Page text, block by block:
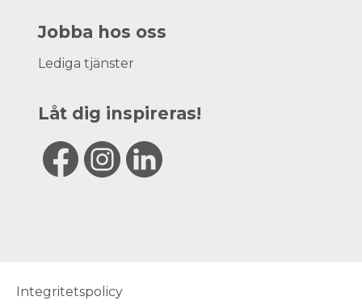
Jobba hos oss
Lediga tjänster
Låt dig inspireras!
Integritetspolicy